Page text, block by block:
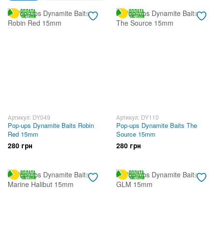
Артикул: DY049
Pop-ups Dynamite Baits Robin
Red 15mm
280 грн
Артикул: DY110
Pop-ups Dynamite Baits The
Source 15mm
280 грн